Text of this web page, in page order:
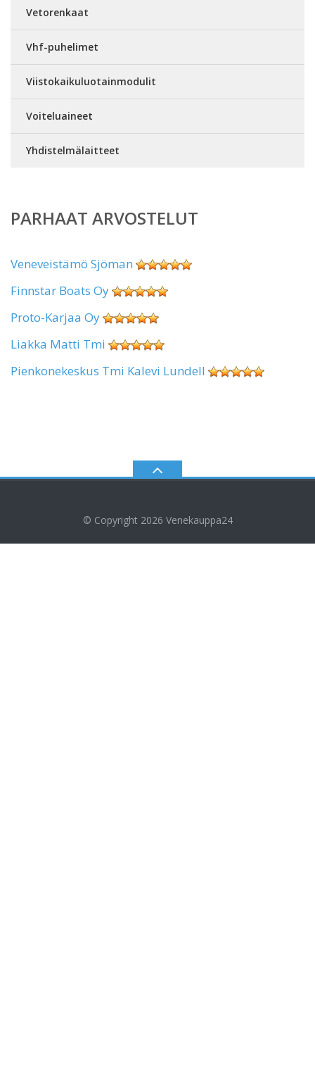
Vetorenkaat
Vhf-puhelimet
Viistokaikuluotainmodulit
Voiteluaineet
Yhdistelmälaitteet
PARHAAT ARVOSTELUT
Veneveistämö Sjöman
Finnstar Boats Oy
Proto-Karjaa Oy
Liakka Matti Tmi
Pienkonekeskus Tmi Kalevi Lundell
© Copyright 2026 Venekauppa24